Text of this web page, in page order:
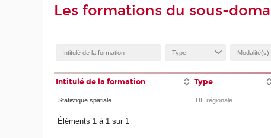
Les formations du sous-
Intitulé de la formation Type
Statistique spatiale UE régionale
Éléments 1 à 1 sur 1